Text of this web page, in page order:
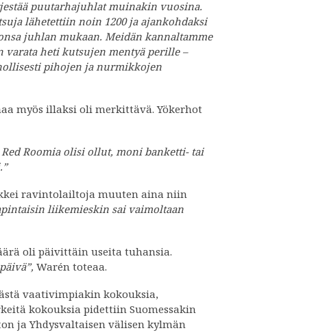
puutarhajuhlat muinakin vuosina.
lähetettiin noin 1200 ja ajankohdaksi
juhlan mukaan. Meidän kannaltamme
heti kutsujen mentyä perille –
pihojen ja nurmikkojen
myös illaksi oli merkittävä. Yökerhot
Roomia olisi ollut, moni banketti- tai
ravintolailtoja muuten aina niin
liikemieskin sai vaimoltaan
oli päivittäin useita tuhansia.
Warén toteaa.
vaativimpiakin kokouksia,
kokouksia pidettiin Suomessakin
ja Yhdysvaltaisen välisen kylmän